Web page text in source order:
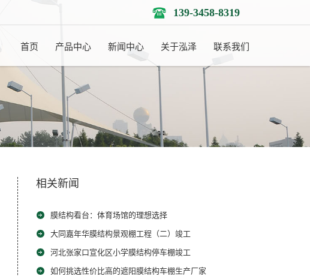
139-3458-8319
首页 产品中心 新闻中心 关于泓泽 联系我们
相关新闻
膜结构看台：体育场馆的理想选择
大同嘉年华膜结构景观棚工程（二）竣工
河北张家口宣化区小学膜结构停车棚竣工
如何挑选性价比高的遮阳膜结构车棚生产厂家